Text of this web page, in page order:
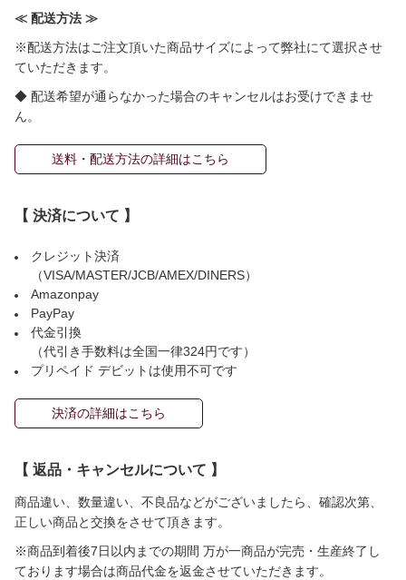
≪ 配送方法 ≫
※配送方法はご注文頂いた商品サイズによって弊社にて選択させ
ていただきます。
◆ 配送希望が通らなかった場合のキャンセルはお受けできませ
ん。
送料・配送方法の詳細はこちら
【 決済について 】
クレジット決済
（VISA/MASTER/JCB/AMEX/DINERS）
Amazonpay
PayPay
代金引換
（代引き手数料は全国一律324円です）
プリペイド デビットは使用不可です
決済の詳細はこちら
【 返品・キャンセルについて 】
商品違い、数量違い、不良品などがございましたら、確認次第、
正しい商品と交換をさせて頂きます。
※商品到着後7日以内までの期間 万が一商品が完売・生産終了し
ております場合は商品代金を返金させていただきます。